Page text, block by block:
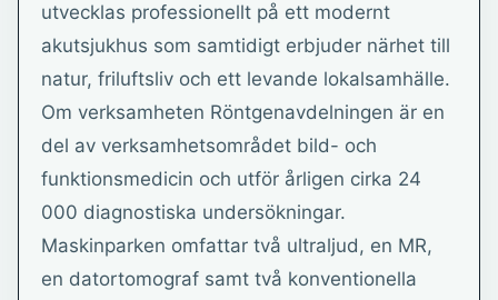
utvecklas professionellt på ett modernt
akutsjukhus som samtidigt erbjuder närhet till
natur, friluftsliv och ett levande lokalsamhälle.
Om verksamheten Röntgenavdelningen är en
del av verksamhetsområdet bild- och
funktionsmedicin och utför årligen cirka 24
000 diagnostiska undersökningar.
Maskinparken omfattar två ultraljud, en MR,
en datortomograf samt två konventionella